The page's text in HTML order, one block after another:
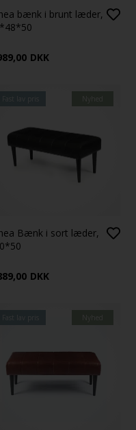
bænk i brunt læder,
DKK
Bænk i sort læder,
DKK